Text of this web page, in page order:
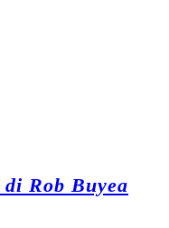
di Rob Buyea